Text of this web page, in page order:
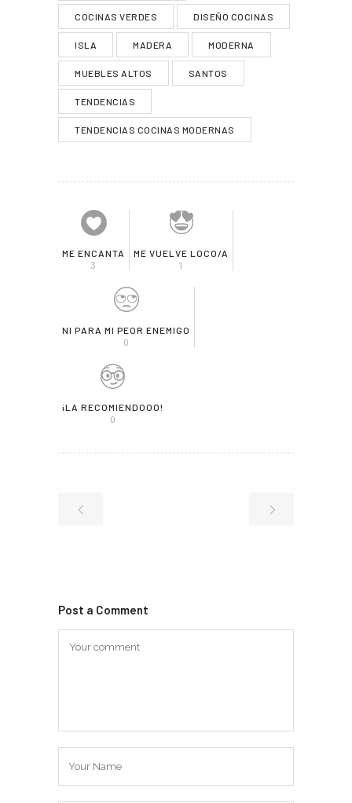
COCINAS VERDES DISEÑO COCINAS
ISLA MADERA MODERNA
MUEBLES ALTOS SANTOS
TENDENCIAS
TENDENCIAS COCINAS MODERNAS
ME ENCANTA
3
ME VUELVE LOCO/A
1
NI PARA MI PEOR ENEMIGO
0
¡LA RECOMIENDOOO!
0
Post a Comment